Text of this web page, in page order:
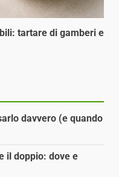
tartare di gamberi e
davvero (e quando
il doppio: dove e